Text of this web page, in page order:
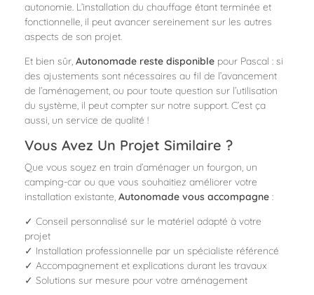
autonomie. L’installation du chauffage étant terminée et
fonctionnelle, il peut avancer sereinement sur les autres
aspects de son projet.
Et bien sûr, Autonomade reste disponible pour Pascal : si
des ajustements sont nécessaires au fil de l’avancement
de l’aménagement, ou pour toute question sur l’utilisation
du système, il peut compter sur notre support. C’est ça
aussi, un service de qualité !
Vous Avez Un Projet Similaire ?
Que vous soyez en train d’aménager un fourgon, un
camping-car ou que vous souhaitiez améliorer votre
installation existante, Autonomade vous accompagne :
✓ Conseil personnalisé sur le matériel adapté à votre
projet
✓ Installation professionnelle par un spécialiste référencé
✓ Accompagnement et explications durant les travaux
✓ Solutions sur mesure pour votre aménagement